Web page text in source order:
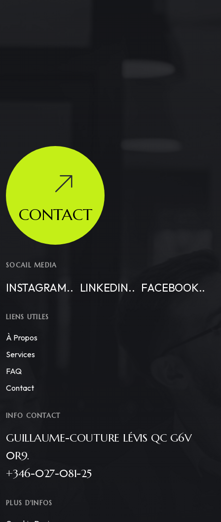
CONTACT
SOCAIL MEDIA
INSTAGRAM.. LINKEDIN.. FACEBOOK..
LIENS UTILES
À Propos
Services
FAQ
Contact
INFO CONTACT
GUILLAUME-COUTURE LÉVIS QC G6V
0R9.
+346-027-081-25
PLUS D'INFOS